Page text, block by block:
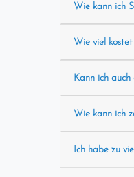
Wie kann ich
Wie viel
Kann ich
Wie kann ich
Ich habe zu